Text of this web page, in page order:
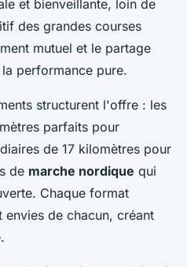
et bienveillante, loin de
des grandes courses
mutuel et le partage
performance pure.
structurent l'offre : les
parfaits pour
de 17 kilomètres pour
de marche nordique qui
Chaque format
de chacun, créant